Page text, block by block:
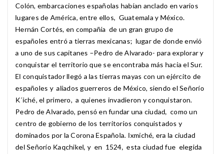
Colón, embarcaciones españolas habían anclado en varios
lugares de América, entre ellos, Guatemala y México.
Hernán Cortés, en compañía de un gran grupo de
españoles entró a tierras mexicanas; lugar de donde envió
a uno de sus capitanes –Pedro de Alvarado- para explorar y
conquistar el territorio que se encontraba más hacia el Sur.
El conquistador llegó a las tierras mayas con un ejército de
españoles y aliados guerreros de México, siendo el Señorío
K´iché, el primero, a quienes invadieron y conquistaron.
Pedro de Alvarado, pensó en fundar una ciudad, como un
centro de gobierno de los territorios conquistados y
dominados por la Corona Española. Ixmiché, era la ciudad
del Señorío Kaqchikel, y en 1524, esta ciudad fue elegida